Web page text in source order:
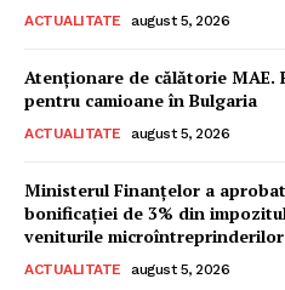
ACTUALITATE august 5, 2026
Atenționare de călătorie MAE.
pentru camioane în Bulgaria
ACTUALITATE august 5, 2026
Ministerul Finanțelor a
bonificației de 3% din
veniturile microîntreprinderilor
ACTUALITATE august 5, 2026